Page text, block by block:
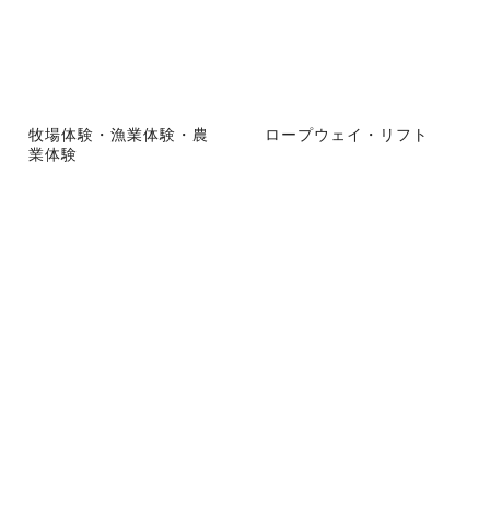
牧場体験・漁業体験・農
業体験
ロープウェイ・リフト